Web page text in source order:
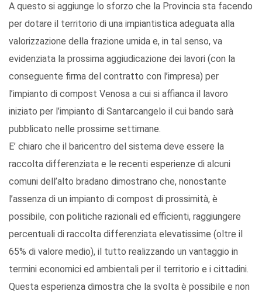
A questo si aggiunge lo sforzo che la Provincia sta facendo
per dotare il territorio di una impiantistica adeguata alla
valorizzazione della frazione umida e, in tal senso, va
evidenziata la prossima aggiudicazione dei lavori (con la
conseguente firma del contratto con l’impresa) per
l’impianto di compost Venosa a cui si affianca il lavoro
iniziato per l’impianto di Santarcangelo il cui bando sarà
pubblicato nelle prossime settimane.
E’ chiaro che il baricentro del sistema deve essere la
raccolta differenziata e le recenti esperienze di alcuni
comuni dell’alto bradano dimostrano che, nonostante
l’assenza di un impianto di compost di prossimità, è
possibile, con politiche razionali ed efficienti, raggiungere
percentuali di raccolta differenziata elevatissime (oltre il
65% di valore medio), il tutto realizzando un vantaggio in
termini economici ed ambientali per il territorio e i cittadini.
Questa esperienza dimostra che la svolta è possibile e non